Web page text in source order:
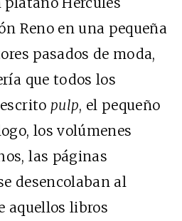
Reno en una pequeña
pasados de moda,
que todos los
pulp, el pequeño
los volúmenes
las páginas
desencolaban al
aquellos libros